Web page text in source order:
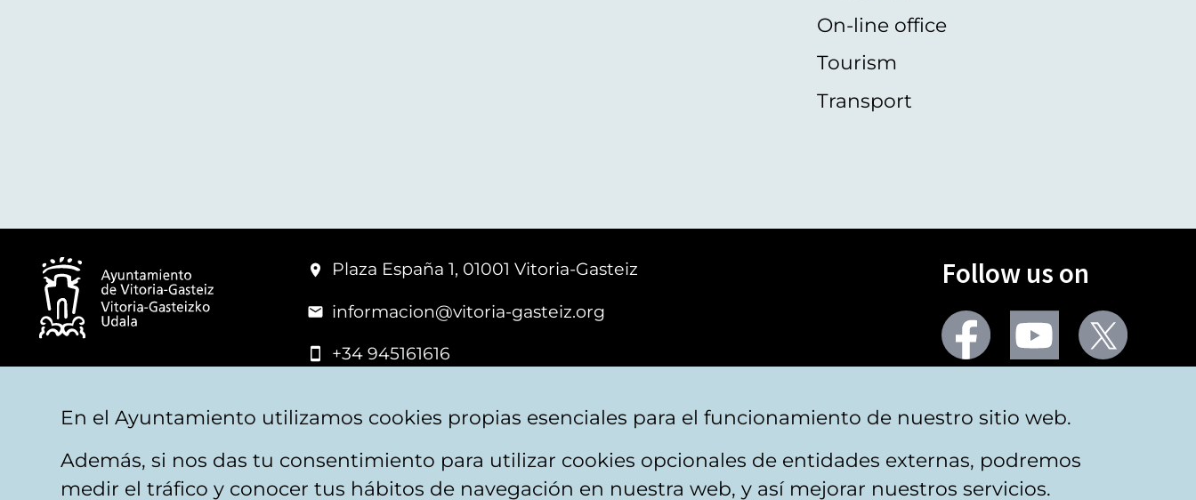
On-line office
Tourism
Transport
Plaza España 1, 01001 Vitoria-Gasteiz
informacion@vitoria-gasteiz.org
+34 945161616
Follow us on
Facebook Youtube
Legal warning Privacy Politica de cookies Website map Accessibility Contact
En el Ayuntamiento utilizamos cookies propias esenciales para el funcionamiento de nuestro sitio web.
Además, si nos das tu consentimiento para utilizar cookies opcionales de entidades externas, podremos
medir el tráfico y conocer tus hábitos de navegación en nuestra web, y así mejorar nuestros servicios.